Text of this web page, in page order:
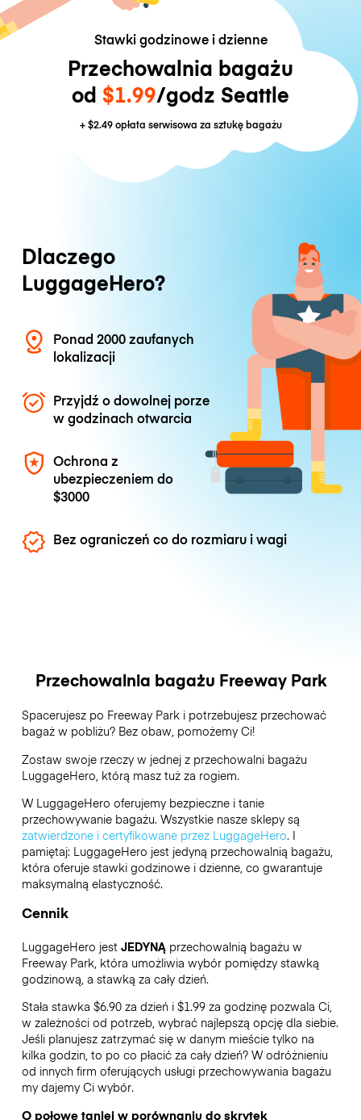
Stawki godzinowe i dzienne
Przechowalnia bagażu
od $1.99/godz Seattle
+$2.49opłata serwisowa za sztukę bagażu
Dlaczego
LuggageHero?
Ponad 2000 zaufanych
lokalizacji
Przyjdź o dowolnej porze
w godzinach otwarcia
Ochrona z
ubezpieczeniem do
$3000
Bez ograniczeń co do rozmiaru i wagi
Przechowalnia bagażu Freeway Park
Spacerujesz po Freeway Park i potrzebujesz przechować
bagaż w pobliżu? Bez obaw, pomożemy Ci!
Zostaw swoje rzeczy w jednej z przechowalni bagażu
LuggageHero , którą masz tuż za rogiem.
W LuggageHero oferujemy bezpieczne i tanie
przechowywanie bagażu. Wszystkie nasze sklepy są
zatwierdzone i certyfikowane przez LuggageHero. I
pamiętaj: LuggageHero jest jedyną przechowalnią bagażu,
która oferuje stawki godzinowe i dzienne, co gwarantuje
maksymalną elastyczność.
Cennik
LuggageHero jest JEDYNĄprzechowalnią bagażu w
Freeway Park, która umożliwia wybór pomiędzy stawką
godzinową, a stawką za cały dzień.
Stała stawka $6.90 za dzień i $1.99 za godzinę pozwala Ci,
w zależności od potrzeb, wybrać najlepszą opcję dla siebie.
Jeśli planujesz zatrzymać się w danym mieście tylko na
kilka godzin, to po co płacić za cały dzień? W odróżnieniu
od innych firm oferujących usługi przechowywania bagażu
my dajemy Ci wybór.
O połowę taniej w porównaniu do skrytek